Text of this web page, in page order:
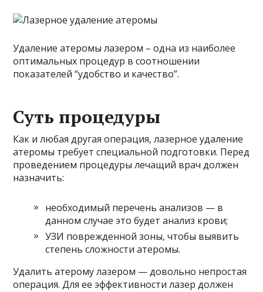
Удаление атеромы лазером – одна из наиболее
оптимальных процедур в соотношении
показателей “удобство и качество”.
Суть процедуры
Как и любая другая операция, лазерное удаление
атеромы требует специальной подготовки. Перед
проведением процедуры лечащий врач должен
назначить:
необходимый перечень анализов — в
данном случае это будет анализ крови;
УЗИ поврежденной зоны, чтобы выявить
степень сложности атеромы.
Удалить атерому лазером — довольно непростая
операция. Для ее эффективности лазер должен